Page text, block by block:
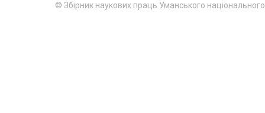
© Збірник наукових праць Уманського